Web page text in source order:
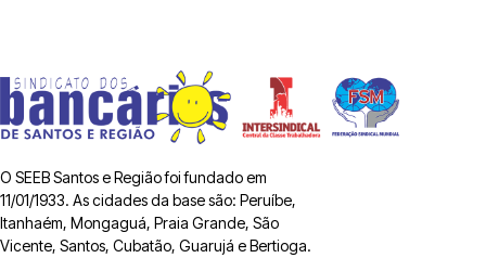
O SEEB Santos e Região foi fundado em
11/01/1933. As cidades da base são: Peruíbe,
Itanhaém, Mongaguá, Praia Grande, São
Vicente, Santos, Cubatão, Guarujá e Bertioga.